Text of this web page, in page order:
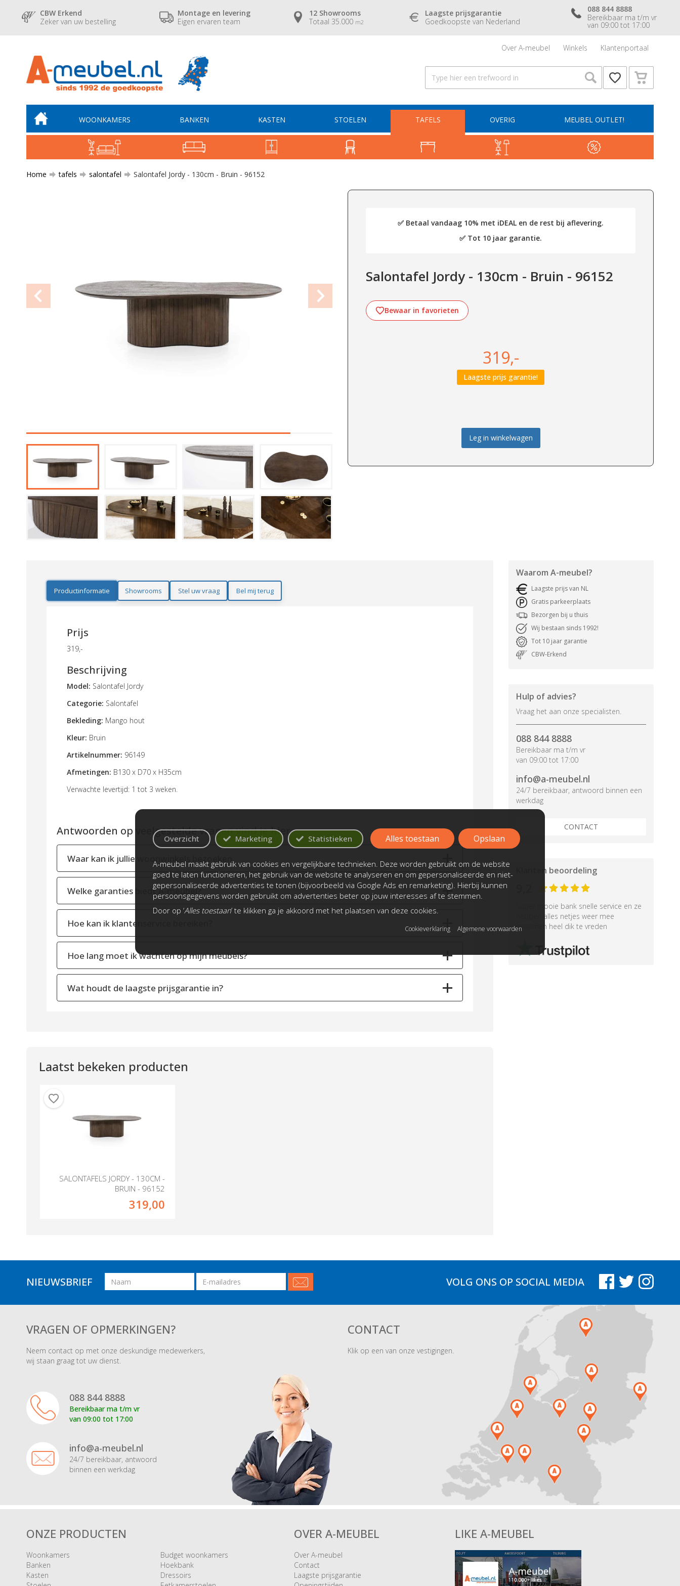
CBW Erkend
Zeker van uw bestelling
Montage en levering
Eigen ervaren team
12 Showrooms
Totaal 35.000 m2
Laagste prijsgarantie
Goedkoopste van Nederland
088 844 8888
Bereikbaar ma t/m vr
van 09:00 tot 17:00
Over A-meubel Winkels Klantenportaal
WOONKAMERS BANKEN KASTEN STOELEN TAFELS OVERIG MEUBEL OUTLET!
Home tafels salontafel Salontafel Jordy - 130cm - Bruin - 96152
✅ Betaal vandaag 10% met iDEAL en de rest bij aflevering.
✅ Tot 10 jaar garantie.
Salontafel Jordy - 130cm - Bruin - 96152
Bewaar in favorieten
319,-
Laagste prijs garantie!
Leg in winkelwagen
Productinformatie Showrooms Stel uw vraag Bel mij terug
Prijs
319,-
Beschrijving
Model: Salontafel Jordy
Categorie: Salontafel
Bekleding: Mango hout
Kleur: Bruin
Artikelnummer: 96149
Afmetingen: B130 x D70 x H35cm
Verwachte levertijd: 1 tot 3 weken.
Antwoorden op veelgestelde vragen vind je hier
Waar kan ik jullie woonwinkels bezoeken
Welke garanties biedt A-meubel?
Hoe kan ik klantenservice bereiken?
Hoe lang moet ik wachten op mijn meubels?
Wat houdt de laagste prijsgarantie in?
Laatst bekeken producten
SALONTAFELS JORDY - 130CM -
BRUIN - 96152
319,00
Waarom A-meubel?
Laagste prijs van NL
Gratis parkeerplaats
Bezorgen bij u thuis
Wij bestaan sinds 1992!
Tot 10 jaar garantie
CBW-Erkend
Hulp of advies?
Vraag het aan onze specialisten.
088 844 8888
Bereikbaar ma t/m vr
van 09:00 tot 17:00
info@a-meubel.nl
24/7 bereikbaar, antwoord binnen een
werkdag
CONTACT
Klanten beoordeling
Super mooie bank snelle service en ze
hebben alles netjes weer mee
genomen heel dik te vreden
NIEUWSBRIEF Naam
Email
adres
VOLG ONS OP SOCIAL MEDIA
VRAGEN OF OPMERKINGEN?
Neem contact op met onze deskundige medewerkers,
wij staan graag tot uw dienst.
088 844 8888
Bereikbaar ma t/m vr
van 09:00 tot 17:00
info@a-meubel.nl
24/7 bereikbaar, antwoord
binnen een werkdag
CONTACT
Klik op een van onze vestigingen.
ONZE PRODUCTEN
Woonkamers
Banken
Kasten
Budget woonkamers
Hoekbank
Dressoirs
OVER A-MEUBEL
Over A-meubel
Contact
Laagste prijsgarantie
LIKE A-MEUBEL
Overzicht Marketing Statistieken
A-meubel maakt gebruik van cookies en vergelijkbare technieken. Deze worden gebruikt om de website
goed te laten functioneren, het gebruik van de website te analyseren en om gepersonaliseerde en niet-
gepersonaliseerde advertenties te tonen (bijvoorbeeld via Google Ads en remarketing). Hierbij kunnen
persoonsgegevens worden gebruikt om advertenties beter op jouw interesses af te stemmen.
Door op ‘Alles toestaan’ te klikken ga je akkoord met het plaatsen van deze cookies.
Alles toestaan Opslaan
Cookieverklaring Algemene voorwaarden